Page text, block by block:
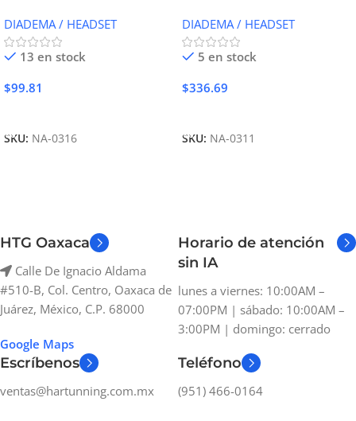
DIADEMA / HEADSET
13 en stock
$99.81
SKU: NA-0316
DIADEMA / HEADSET
5 en stock
$336.69
SKU: NA-0311
HTG Oaxaca
Calle De Ignacio Aldama
#510-B, Col. Centro, Oaxaca de
Juárez, México, C.P. 68000
Google Maps
Horario de atención
sin IA
lunes a viernes: 10:00AM –
07:00PM | sábado: 10:00AM –
3:00PM | domingo: cerrado
Escríbenos
ventas@hartunning.com.mx
Teléfono
(951) 466-0164